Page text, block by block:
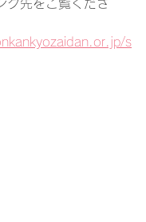
ク先をご覧くださ
s